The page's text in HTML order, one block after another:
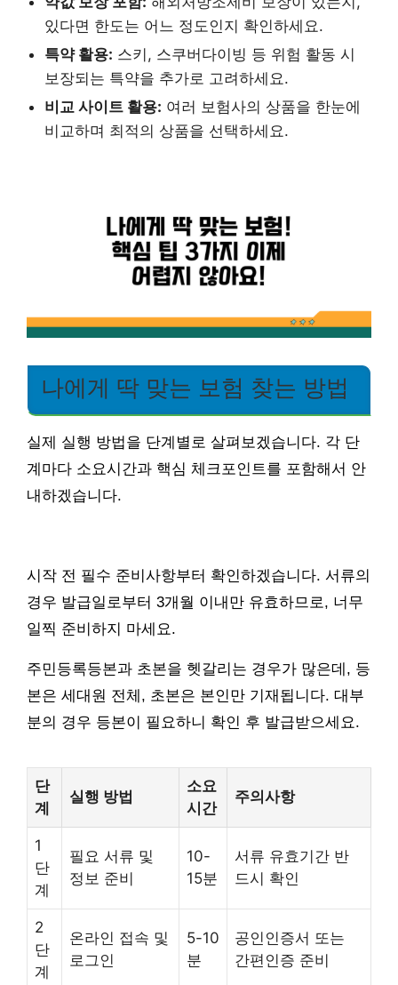
있다면 한도는 어느 정도인지 확인하세요.
특약 활용: 스키, 스쿠버다이빙 등 위험 활동 시
보장되는 특약을 추가로 고려하세요.
비교 사이트 활용: 여러 보험사의 상품을 한눈에
비교하며 최적의 상품을 선택하세요.
나에게 딱 맞는 보험 찾는 방법
실제 실행 방법을 단계별로 살펴보겠습니다. 각 단
계마다 소요시간과 핵심 체크포인트를 포함해서 안
내하겠습니다.
시작 전 필수 준비사항부터 확인하겠습니다. 서류의
경우 발급일로부터 3개월 이내만 유효하므로, 너무
일찍 준비하지 마세요.
주민등록등본과 초본을 헷갈리는 경우가 많은데, 등
본은 세대원 전체, 초본은 본인만 기재됩니다. 대부
분의 경우 등본이 필요하니 확인 후 발급받으세요.
단
계
실행 방법
소요
시간
주의사항
1
단
계
필요 서류 및
정보 준비
10-
15분
서류 유효기간 반
드시 확인
2
단
계
온라인 접속 및
로그인
5-10
분
공인인증서 또는
간편인증 준비